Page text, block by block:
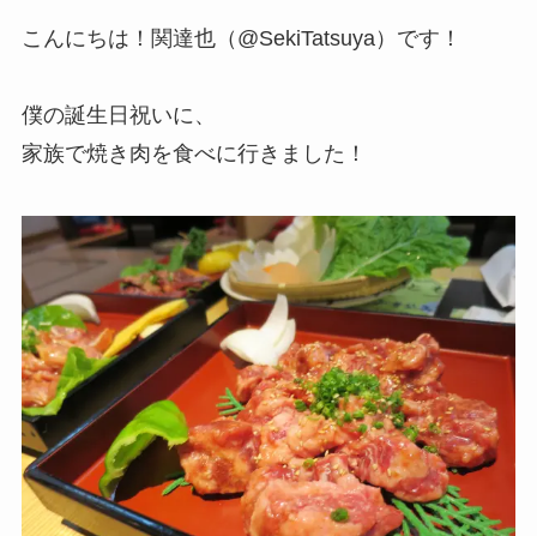
こんにちは！関達也（@SekiTatsuya）です！
僕の誕生日祝いに、
家族で焼き肉を食べに行きました！